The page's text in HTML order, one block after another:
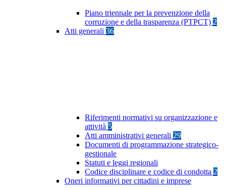
Piano triennale per la prevenzione della
corruzione e della trasparenza (PTPCT) 2
Atti generali 36
Riferimenti normativi su organizzazione e
attività 5
Atti amministrativi generali 29
Documenti di programmazione strategico-
gestionale
Statuti e leggi regionali
Codice disciplinare e codice di condotta 2
Oneri informativi per cittadini e imprese